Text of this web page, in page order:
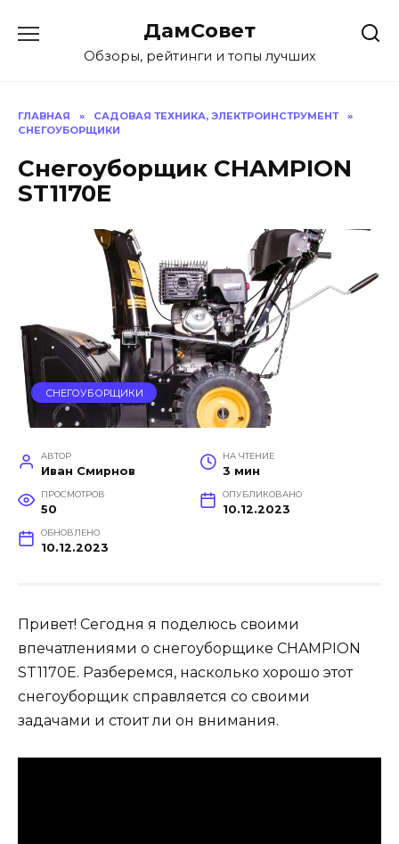
содержанию
ДамСовет
Обзоры, рейтинги и топы лучших
ГЛАВНАЯ » САДОВАЯ ТЕХНИКА, ЭЛЕКТРОИНСТРУМЕНТ
»
СНЕГОУБОРЩИКИ
Снегоуборщик CHAMPION
ST1170E
СНЕГОУБОРЩИКИ
АВТОР
Иван Смирнов
НА ЧТЕНИЕ
3 мин
ПРОСМОТРОВ
50
ОПУБЛИКОВАНО
10.12.2023
ОБНОВЛЕНО
10.12.2023
Привет! Сегодня я поделюсь своими
впечатлениями о снегоуборщике CHAMPION
ST1170E. Разберемся, насколько хорошо этот
снегоуборщик справляется со своими
задачами и стоит ли он внимания.